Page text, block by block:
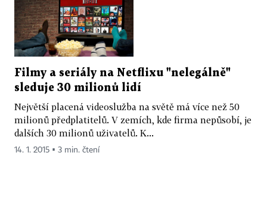
Filmy a seriály na Netflixu "nelegálně"
sleduje 30 milionů lidí
Největší placená videoslužba na světě má více než 50
milionů předplatitelů. V zemích, kde firma nepůsobí, je
dalších 30 milionů uživatelů. K...
14. 1. 2015 ▪ 3 min. čtení